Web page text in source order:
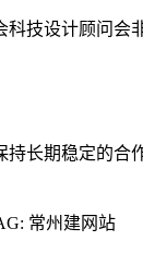
科技设计顾问会
持长期稳定的合
常州建网站